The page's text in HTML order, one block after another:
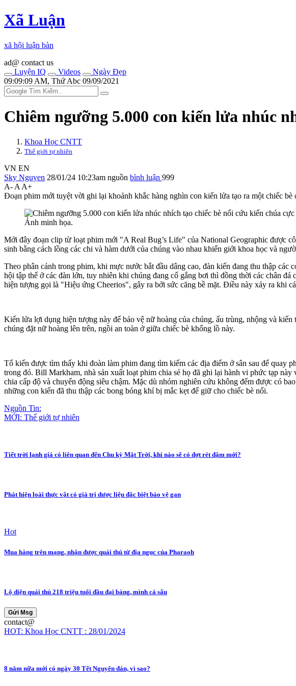
Xã Luận
xã hội luận bàn
ad@ contact us
Luyện IQ
Videos
Ngày Đẹp
09:09:09 AM, Thứ Abc 09/09/2021
Chiêm ngưỡng 5.000 con kiến lửa nhúc
Khoa Học CNTT
Thế giới tự nhiên
VN EN
Sky Nguyen 28/01/24 10:23am nguồn bình luận 999
A- A A+
Đoạn phim mới tuyệt vời ghi lại khoảnh khắc hàng nghìn con kiến lửa tạo ra một chiếc
Ảnh minh họa.
Mới đây đoạn clip từ loạt phim mới "A Real Bug’s Life" của National Geographic được
sinh bằng cách lồng các chi và hàm dưới của chúng vào nhau khiến giới khoa học và
Theo phân cảnh trong phim, khi mực nước bắt đầu dâng cao, đàn kiến đang thu thập
hội tập thể ở các đàn lớn, tuy nhiên khi chúng đang cố gắng bơi thì đồng thời các chân
hiện tượng gọi là "Hiệu ứng Cheerios", gây ra bởi sức căng bề mặt. Điều này xảy ra khi
Kiến lửa lợi dụng hiện tượng này để bảo vệ nữ hoàng của chúng, ấu trùng, nhộng và
chúng đặt nữ hoàng lên trên, ngồi an toàn ở giữa chiếc bè khổng lồ này.
Tổ kiến được tìm thấy khi đoàn làm phim đang tìm kiếm các địa điểm ở sân sau để quay
trong đó. Bill Markham, nhà sản xuất loạt phim chia sẻ họ đã ghi lại hành vi phức tạp
chia cấp độ và chuyển động siêu chậm. Mặc dù nhóm nghiên cứu không đếm được có
những con kiến đã thu thập các bong bóng khí bị mắc kẹt để giữ cho chiếc bè nổi.
Nguồn Tin:
MỚI: Thế giới tự nhiên
Tiết trời lạnh giá có liên quan đến Chu kỳ Mặt Trời, khi nào sẽ có đợt rét đậm mới?
Phát hiện loài thực vật có giá trị dược liệu đặc biệt bảo vệ gan
Hot
Mua hàng trên mạng, nhận được quái thú từ địa ngục của Pharaoh
Lộ diện quái thú 218 triệu tuổi đầu đại bàng, mình cá sấu
Gửi Msg
contact@
HOT: Khoa Học CNTT : 28/01/2024
8 năm nữa mới có ngày 30 Tết Nguyên đán, vì sao?